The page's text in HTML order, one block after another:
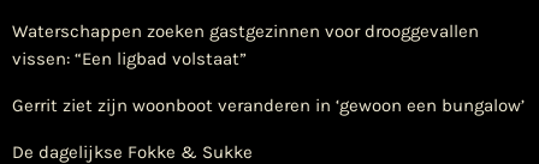
Waterschappen zoeken gastgezinnen voor drooggevallen
vissen: “Een ligbad volstaat”
Gerrit ziet zijn woonboot veranderen in ‘gewoon een bungalow’
De dagelijkse Fokke & Sukke